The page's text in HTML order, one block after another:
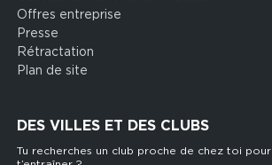
Offres entreprise
Presse
Rétractation
Plan de site
DES VILLES ET DES CLUBS
Tu recherches un club proche de chez toi pour